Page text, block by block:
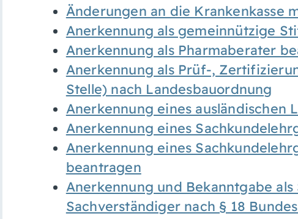
Änderungen an die Krankenkasse
Anerkennung als gemeinnützige
Anerkennung als Pharmaberater
Anerkennung als Prüf-,
Stelle) nach Landesbauordnung
Anerkennung eines ausländischen
Anerkennung eines
Anerkennung eines
beantragen
Anerkennung und Bekanntgabe
Sachverständiger nach § 18